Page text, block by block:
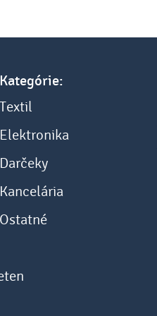
Kategórie:
Textil
Elektronika
Darčeky
Kancelária
Ostatné